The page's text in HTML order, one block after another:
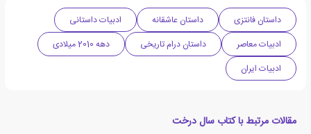
داستان فانتزی داستان عاشقانه
ادبیات داستانی
ادبیات معاصر
داستان درام تاریخی
دهه 2010 میلادی
ادبیات ایران
مقالات مرتبط با کتاب سال درخت